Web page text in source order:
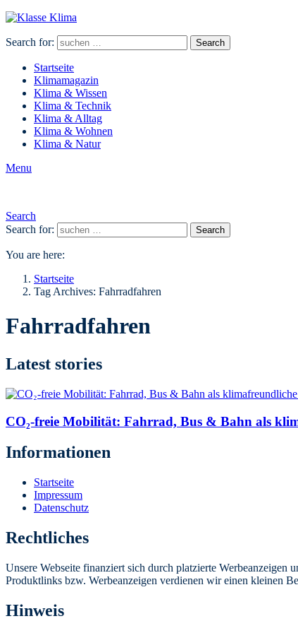
Search for: Search
Startseite
Klimamagazin
Klima & Wissen
Klima & Technik
Klima & Alltag
Klima & Wohnen
Klima & Natur
Menu
Search
Search for:
Search
You are here:
Startseite
Tag Archives: Fahrradfahren
Fahrradfahren
Latest stories
CO₂-freie Mobilität: Fahrrad, Bus & Bahn als
Informationen
Startseite
Impressum
Datenschutz
Rechtliches
Unsere Webseite finanziert sich durch platzierte
Produktlinks bzw. Werbeanzeigen verdienen wir einen kleinen
Hinweis